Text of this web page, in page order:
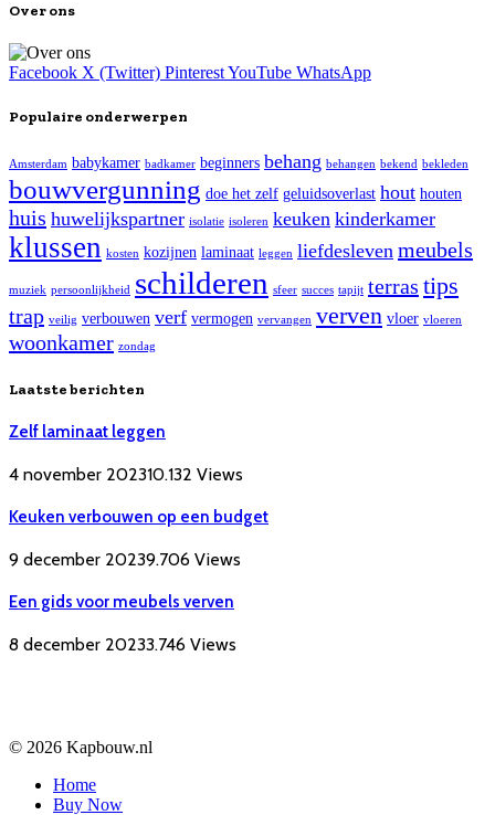
Over ons
Facebook X (Twitter) PinterestYouTube WhatsApp
Populaire onderwerpen
Amsterdam babykamer badkamer beginners behang behangen bekend bekleden
bouwvergunning doe het zelf geluidsoverlast hout houten
huis huwelijkspartner isolatie isoleren keuken kinderkamer
klussen kosten kozijnen laminaat leggen liefdesleven meubels
muziek persoonlijkheid schilderen sfeer succes tapijt terras tips
trap veilig verbouwen verf vermogen vervangen verven vloer vloeren
woonkamer zondag
Laatste berichten
Zelf laminaat leggen
4 november 202310.132 Views
Keuken verbouwen op een budget
9 december 20239.706 Views
Een gids voor meubels verven
8 december 20233.746 Views
© 2026 Kapbouw.nl
Home
Buy Now